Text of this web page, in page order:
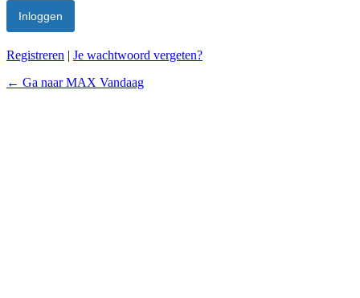
Registreren | Je wachtwoord vergeten?
← Ga naar MAX Vandaag